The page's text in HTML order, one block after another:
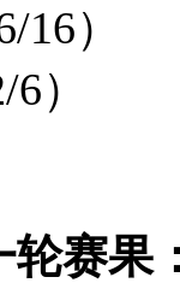
）
）
轮赛果